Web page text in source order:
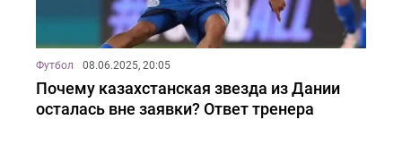
Футбол 08.06.2025, 20:05
Почему казахстанская звезда из Дании
осталась вне заявки? Ответ тренера